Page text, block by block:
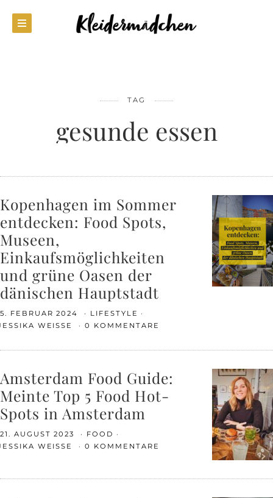
TAG
gesunde essen
Kopenhagen im Sommer
entdecken: Food Spots,
Museen,
Einkaufsmöglichkeiten
und grüne Oasen der
dänischen Hauptstadt
5. FEBRUAR 2024
LIFESTYLE
WEISSE
0 KOMMENTARE
Amsterdam Food Guide:
Meinte Top 5 Food Hot-
Spots in Amsterdam
21. AUGUST 2023
FOOD
WEISSE
0 KOMMENTARE